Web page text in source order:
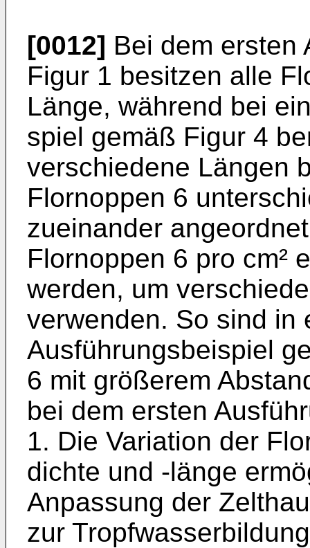
[0012] Bei dem ersten
Figur 1 besitzen alle
Länge, während bei
spiel gemäß Figur 4
verschiedene Längen
Flornoppen 6
zueinander
Flornoppen 6 pro cm²
werden, um
verwenden. So sind in
Ausführungsbeispiel
6 mit größerem
bei dem ersten
1. Die Variation der
dichte und -länge
Anpassung der
zur